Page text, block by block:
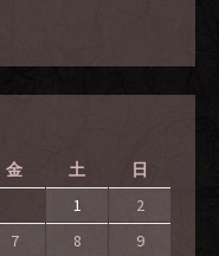
金 土 日
1
2
7 8
9